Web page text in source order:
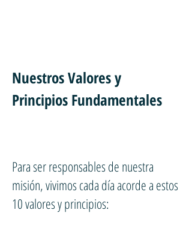
Nuestros Valores y
Principios Fundamentales
Para ser responsables de nuestra
misión, vivimos cada día acorde a estos
10 valores y principios: